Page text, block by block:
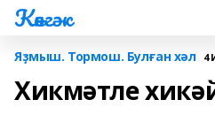
Көнгәк
Яҙмыш. Тормош. Булған хәл 4
Хикмәтле